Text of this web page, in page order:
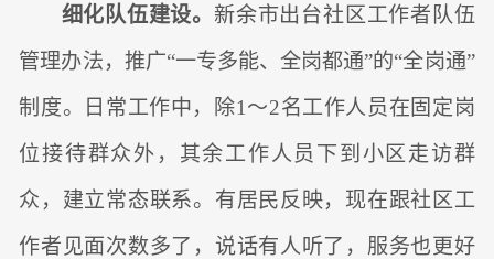
细化队伍建设。 新余市出台社区工作者队伍
管理办法，推广“一专多能、全岗都通”的“全岗通”
制度。日常工作中，除1～2名工作人员在固定岗
位接待群众外，其余工作人员下到小区走访群
众，建立常态联系。有居民反映，现在跟社区工
作者见面次数多了，说话有人听了，服务也更好